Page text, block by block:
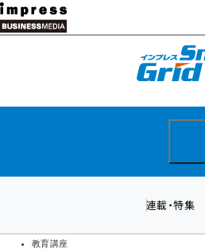
メ
イ
教育講座
連載・特集